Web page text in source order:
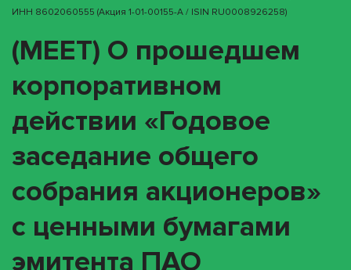
ИНН 8602060555 (акция 1-01-00155-A / ISIN RU0008926258)
(MEET) О прошедшем
корпоративном
действии «Годовое
заседание общего
собрания акционеров»
с ценными бумагами
эмитента ПАО